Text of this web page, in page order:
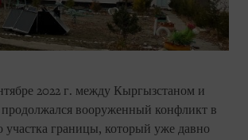
2022 г. между Кыргызстаном и
вооруженный конфликт в
участка границы, который уже давно